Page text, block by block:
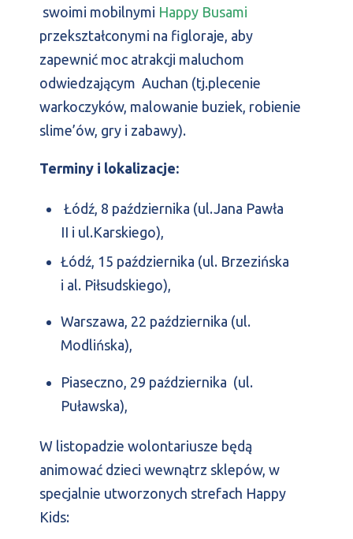
swoimi mobilnymi Happy Busami
przekształconymi na figloraje, aby
zapewnić moc atrakcji maluchom
odwiedzającym Auchan (tj.plecenie
warkoczyków, malowanie buziek, robienie
slime’ów, gry i zabawy).
Terminy i lokalizacje:
Łódź, 8 października (ul.Jana Pawła
II i ul.Karskiego),
Łódź, 15 października (ul. Brzezińska
i al. Piłsudskiego),
Warszawa, 22 października (ul.
Modlińska),
Piaseczno, 29 października (ul.
Puławska),
W listopadzie wolontariusze będą
animować dzieci wewnątrz sklepów, w
specjalnie utworzonych strefach Happy
Kids: